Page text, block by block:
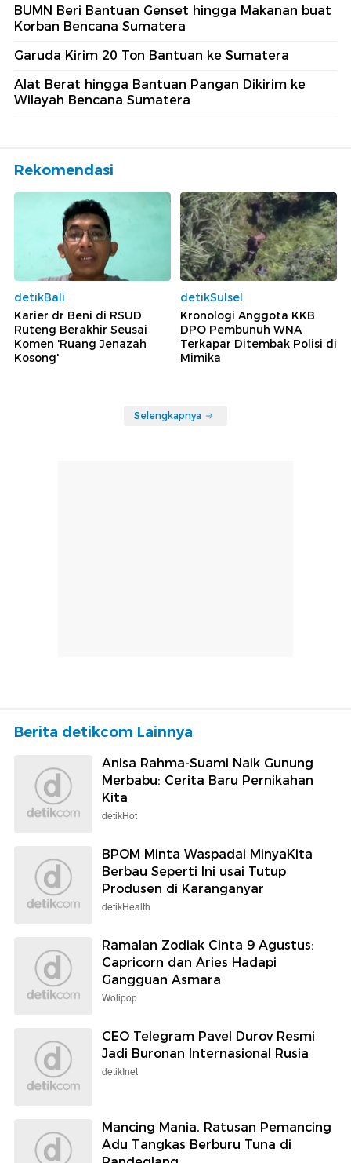
BUMN Beri Bantuan Genset hingga Makanan buat
Korban Bencana Sumatera
Garuda Kirim 20 Ton Bantuan ke Sumatera
Alat Berat hingga Bantuan Pangan Dikirim ke
Wilayah Bencana Sumatera
Rekomendasi
detikBali
Karier dr Beni di RSUD
Ruteng Berakhir Seusai
Komen 'Ruang Jenazah
Kosong'
detikSulsel
Kronologi Anggota KKB
DPO Pembunuh WNA
Terkapar Ditembak Polisi di
Mimika
Selengkapnya
Berita detikcom Lainnya
Anisa Rahma-Suami Naik Gunung
Merbabu: Cerita Baru Pernikahan
Kita
detikHot
BPOM Minta Waspadai MinyaKita
Berbau Seperti Ini usai Tutup
Produsen di Karanganyar
detikHealth
Ramalan Zodiak Cinta 9 Agustus:
Capricorn dan Aries Hadapi
Gangguan Asmara
Wolipop
CEO Telegram Pavel Durov Resmi
Jadi Buronan Internasional Rusia
detikInet
Mancing Mania, Ratusan Pemancing
Adu Tangkas Berburu Tuna di